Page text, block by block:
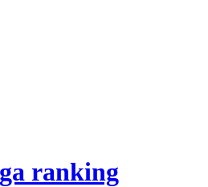
ranking